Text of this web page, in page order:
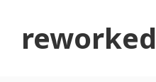
reworked